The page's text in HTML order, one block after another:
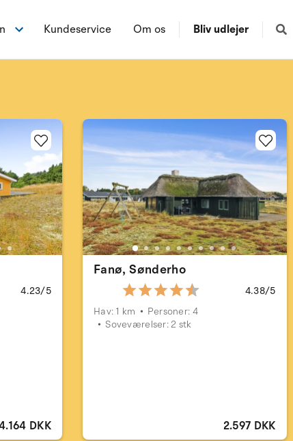
Kundeservice Om os Bliv udlejer
4.23/5
DKK
Fanø, Sønderho
4.38/5
Hav: 1 km
Personer: 4
Soveværelser: 2 stk
2.597 DKK